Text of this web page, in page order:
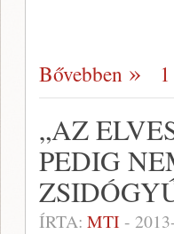
Bővebben
„AZ
PEDIG
ÍRTA: MTI -